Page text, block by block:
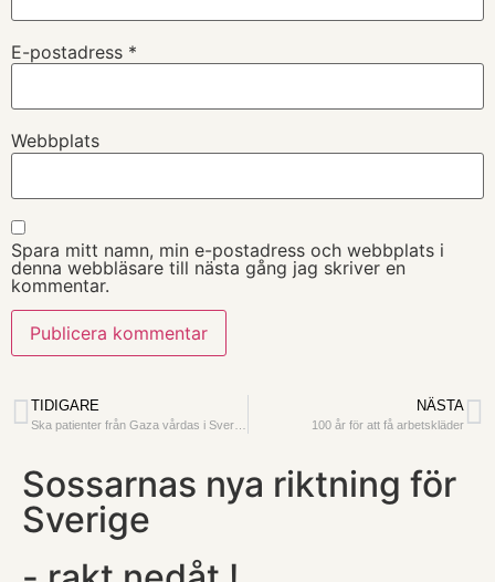
E-postadress *
Webbplats
Spara mitt namn, min e-postadress och webbplats i
denna webbläsare till nästa gång jag skriver en
kommentar.
TIDIGARE NÄSTA
100 år för att få arbetskläder
Sossarnas nya riktning för
Sverige